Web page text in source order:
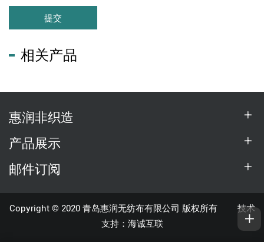
提交
相关产品
惠润非织造
产品展示
邮件订阅
Copyright © 2020 青岛惠润无纺布有限公司 版权所有
技术
支持：海诚互联